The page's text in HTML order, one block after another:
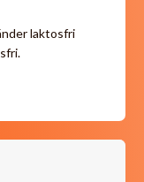
laktosfri